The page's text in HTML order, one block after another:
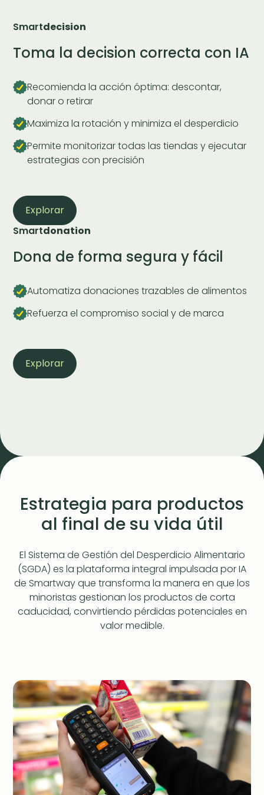
Smartdecision
Toma la decision correcta con IA
Recomienda la acción óptima: descontar,
donar o retirar
Maximiza la rotación y minimiza el desperdicio
Permite monitorizar todas las tiendas y ejecutar
estrategias con precisión
Explorar
Smartdonation
Dona de forma segura y fácil
Automatiza donaciones trazables de alimentos
Refuerza el compromiso social y de marca
Explorar
Estrategia para productos
al final de su vida útil
El Sistema de Gestión del Desperdicio Alimentario
(SGDA) es la plataforma integral impulsada por IA
de Smartway que transforma la manera en que los
minoristas gestionan los productos de corta
caducidad, convirtiendo pérdidas potenciales en
valor medible.